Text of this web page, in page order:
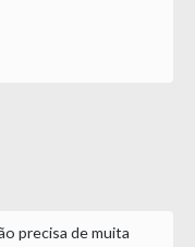
precisa de muita